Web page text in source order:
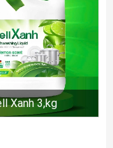
Xanh 3,kg